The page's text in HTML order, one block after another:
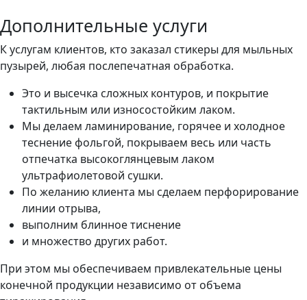
Дополнительные услуги
К услугам клиентов, кто заказал стикеры для мыльных
пузырей, любая послепечатная обработка.
Это и высечка сложных контуров, и покрытие
тактильным или износостойким лаком.
Мы делаем ламинирование, горячее и холодное
теснение фольгой, покрываем весь или часть
отпечатка высокоглянцевым лаком
ультрафиолетовой сушки.
По желанию клиента мы сделаем перфорирование
линии отрыва,
выполним блинное тиснение
и множество других работ.
При этом мы обеспечиваем привлекательные цены
конечной продукции независимо от объема